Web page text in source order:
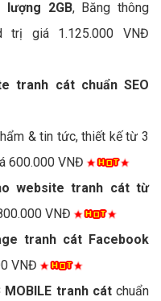
lượng 2GB, Băng thông
trị giá 1.125.000 VNĐ
tranh cát chuẩn SEO
& tin tức, thiết kế từ 3
600.000 VNĐ
website tranh cát từ
VNĐ
tranh cát Facebook
VNĐ
MOBILE tranh cátchuẩn